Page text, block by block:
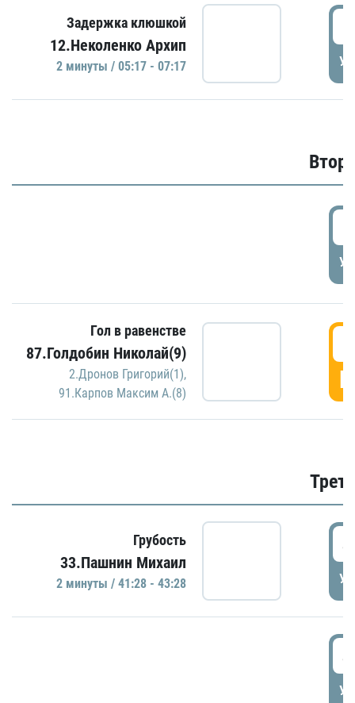
Задержка клюшкой
12.Неколенко Архип
2 минуты / 05:17 - 07:17
Гол в равенстве
87.Голдобин Николай(9)
2.Дронов Григорий(1),
91.Карпов Максим А.(8)
Грубость
33.Пашнин Михаил
2 минуты / 41:28 - 43:28